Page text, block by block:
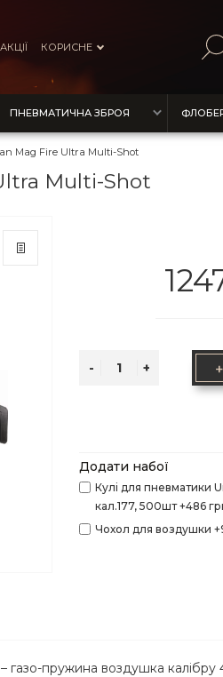
АКЦІЇ КОРИСНЕ
ПНЕВМАТИЧНА ЗБРОЯ
Mag Fire Ultra Multi-Shot
Multi-Shot
Додати набої
Кулі для пневматики
кал.177, 500шт +486
Чохол для воздушки
– газо-пружина воздушка калібру